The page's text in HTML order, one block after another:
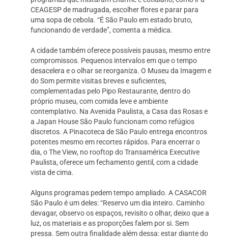
CEAGESP de madrugada, escolher flores e parar para
uma sopa de cebola. “É São Paulo em estado bruto,
funcionando de verdade”, comenta a médica.
A cidade também oferece possíveis pausas, mesmo entre
compromissos. Pequenos intervalos em que o tempo
desacelera e o olhar se reorganiza. O Museu da Imagem e
do Som permite visitas breves e suficientes,
complementadas pelo Pipo Restaurante, dentro do
próprio museu, com comida leve e ambiente
contemplativo. Na Avenida Paulista, a Casa das Rosas e
a Japan House São Paulo funcionam como refúgios
discretos. A Pinacoteca de São Paulo entrega encontros
potentes mesmo em recortes rápidos. Para encerrar o
dia, o The View, no rooftop do Transamérica Executive
Paulista, oferece um fechamento gentil, com a cidade
vista de cima.
Alguns programas pedem tempo ampliado. A CASACOR
São Paulo é um deles: “Reservo um dia inteiro. Caminho
devagar, observo os espaços, revisito o olhar, deixo que a
luz, os materiais e as proporções falem por si. Sem
pressa. Sem outra finalidade além dessa: estar diante do